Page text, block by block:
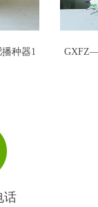
种器1
话